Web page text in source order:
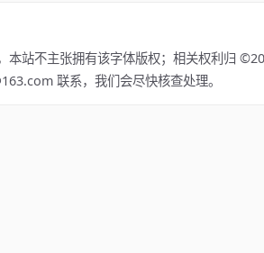
本站不主张拥有该字体版权；相关权利归
联系，我们会尽快核查处理。